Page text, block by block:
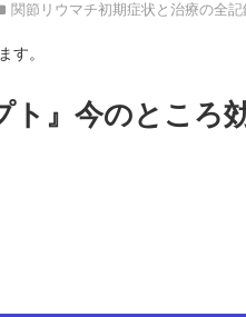
関節リウマチ初期症状と治療の全記
す。
ト』今のところ